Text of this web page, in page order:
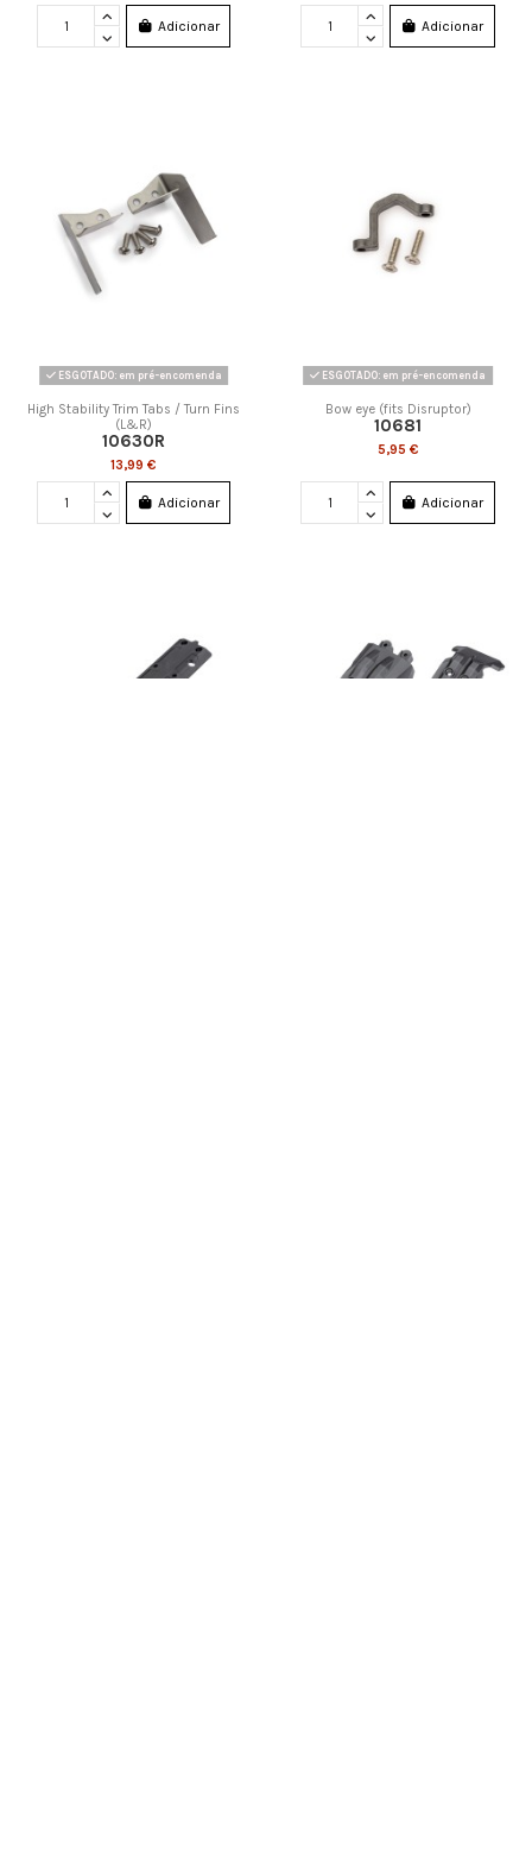
Adicionar Adicionar
ESGOTADO: em pré-encomenda
High Stability Trim Tabs / Turn Fins
(L&R)
10630R
13,99 €
Adicionar
ESGOTADO: em pré-encomenda
Bow eye (fits Disruptor)
10681
5,95 €
Adicionar